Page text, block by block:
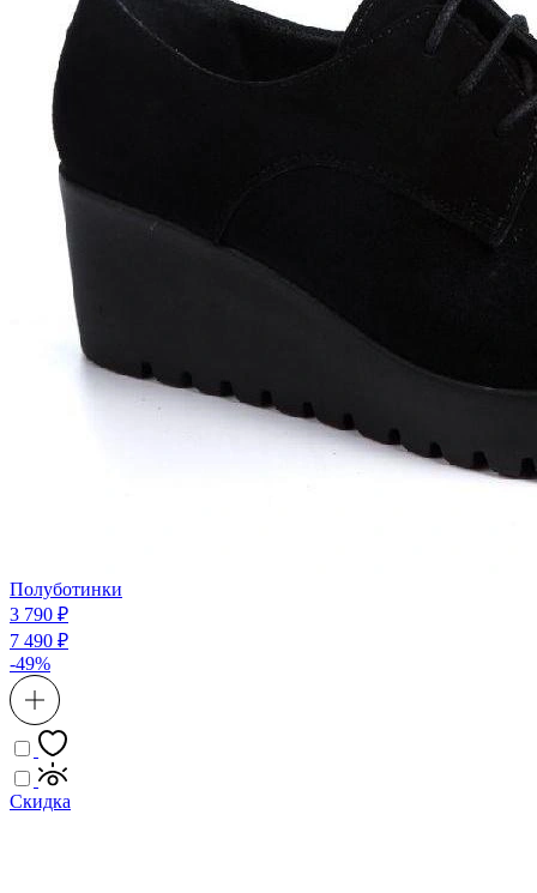
Полуботинки
3 790 ₽
7 490 ₽
-49%
Скидка